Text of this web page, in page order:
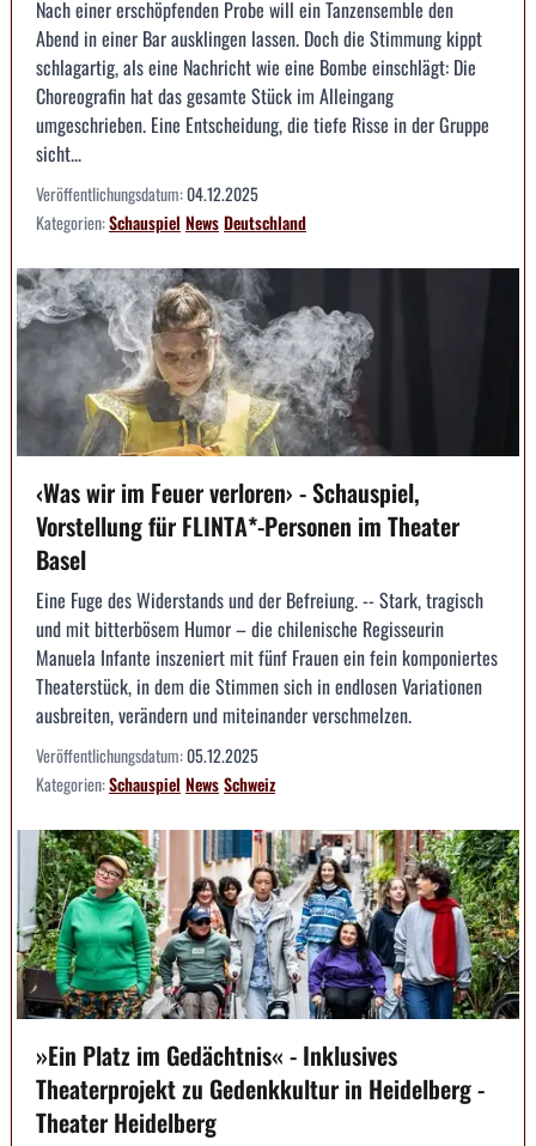
Nach einer erschöpfenden Probe will ein Tanzensemble den
Abend in einer Bar ausklingen lassen. Doch die Stimmung kippt
schlagartig, als eine Nachricht wie eine Bombe einschlägt: Die
Choreografin hat das gesamte Stück im Alleingang
umgeschrieben. Eine Entscheidung, die tiefe Risse in der Gruppe
sicht...
Veröffentlichungsdatum:04.12.2025
Kategorien:Schauspiel NewsDeutschland
‹Was wir im Feuer verloren› - Schauspiel,
Vorstellung für FLINTA*-Personen im Theater
Basel
Eine Fuge des Widerstands und der Befreiung. -- Stark, tragisch
und mit bitterbösem Humor – die chilenische Regisseurin
Manuela Infante inszeniert mit fünf Frauen ein fein komponiertes
Theaterstück, in dem die Stimmen sich in endlosen Variationen
ausbreiten, verändern und miteinander verschmelzen.
Veröffentlichungsdatum:05.12.2025
Kategorien:Schauspiel NewsSchweiz
»Ein Platz im Gedächtnis« - Inklusives
Theaterprojekt zu Gedenkkultur in Heidelberg -
Theater Heidelberg